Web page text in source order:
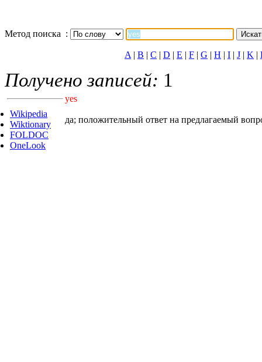
Метод поиска :
A| B | C | D | E | F | G | H | I | J | K |
Получено записей: 1
Wikipedia
Wiktionary
FOLDOC
OneLook
yes
да; положительный ответ на предлагаемый